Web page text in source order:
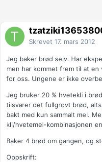
Skrevet 17. mars 2012
Jeg baker brød selv. Har
men har kommet frem til at
for oss. Ungene er ikke
Jeg bruker 20 % hvetekli i
tilsvarer det fullgrovt brød,
bakt med kun sammalt mel.
kli/hvetemel-kombinasjonen
Baker 4 brød om gangen, og
Oppskrift: